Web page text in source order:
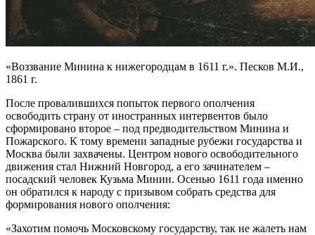
«Воззвание Минина к нижегородцам в 1611 г.». Песков М.И.,
1861 г.
После провалившихся попыток первого ополчения
освободить страну от иностранных интервентов было
сформировано второе – под предводительством Минина и
Пожарского. К тому времени западные рубежи государства и
Москва были захвачены. Центром нового освободительного
движения стал Нижний Новгород, а его зачинателем –
посадский человек Кузьма Минин. Осенью 1611 года именно
он обратился к народу с призывом собрать средства для
формирования нового ополчения:
«Захотим помочь Московскому государству, так не жалеть нам